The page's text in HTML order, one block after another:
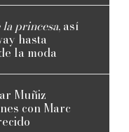
princesa, así
hasta
la moda
Muñiz
con Marc